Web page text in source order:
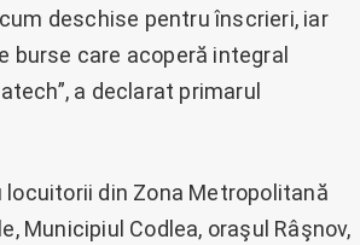
deschise pentru înscrieri, iar
burse care acoperă integral
a declarat primarul
din Zona Metropolitană
Municipiul Codlea, oraşul Râşnov,